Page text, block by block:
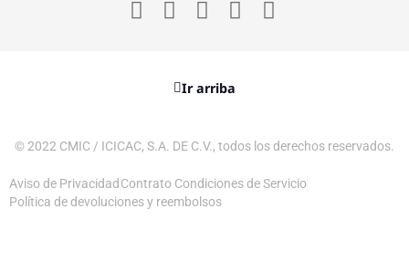
Ir arriba
© 2022 CMIC / ICICAC, S.A. DE C.V., todos los derechos reservados.
Aviso de Privacidad Contrato Condiciones de Servicio
Política de devoluciones y reembolsos